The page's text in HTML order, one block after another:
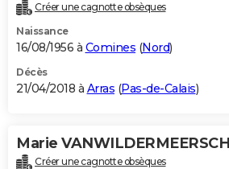
Créer une cagnotte obsèques
Naissance
16/08/1956 à Comines (Nord)
Décès
21/04/2018 à Arras (Pas-de-Calais)
Marie VANWILDERMEERSCH
Créer une cagnotte obsèques